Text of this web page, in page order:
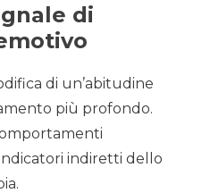
di
di un’abitudine
più profondo.
indiretti dello